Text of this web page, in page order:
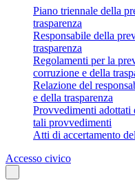
Piano triennale della
trasparenza
Responsabile della
trasparenza
Regolamenti per la
corruzione e della
Relazione del
e della trasparenza
Provvedimenti
tali provvedimenti
Atti di accertamento
Accesso civico